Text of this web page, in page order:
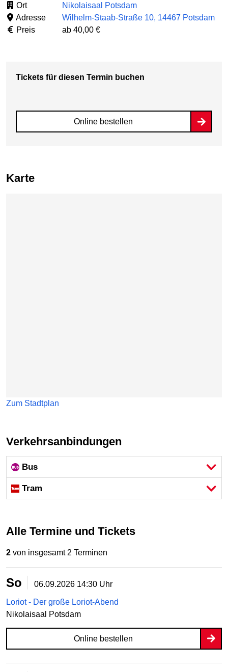
Ort
Nikolaisaal Potsdam
Adresse
Wilhelm-Staab-Straße 10, 14467 Potsdam
Preis
ab 40,00 €
Tickets für diesen Termin buchen
Online bestellen
Karte
Zum Stadtplan
Verkehrsanbindungen
Bus
Tram
Alle Termine und Tickets
2 von insgesamt 2 Terminen
So 06.09.2026 14:30 Uhr
Loriot - Der große Loriot-Abend
Nikolaisaal Potsdam
Online bestellen